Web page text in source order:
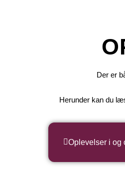
Der er
Herunder kan du
Oplevelser i og